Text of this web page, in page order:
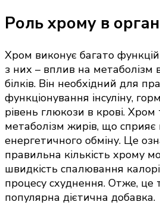
Роль хрому в
Хром виконує багато функцій
з них – вплив на метаболізм
білків. Він необхідний для
функціонування інсуліну,
рівень глюкози в крові.
метаболізм жирів, що
енергетичного обміну. Це
правильна кількість хрому
швидкість спалювання
процесу схуднення. Отже, це
популярна дієтична добавка.